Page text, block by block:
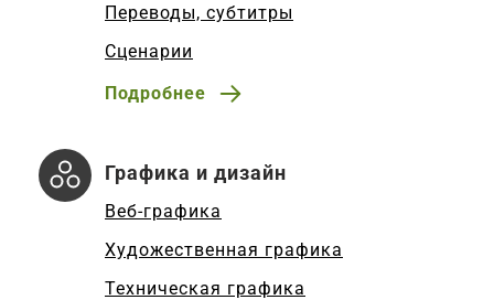
Переводы, субтитры
Сценарии
Подробнее
Графика и дизайн
Веб-графика
Художественная графика
Техническая графика